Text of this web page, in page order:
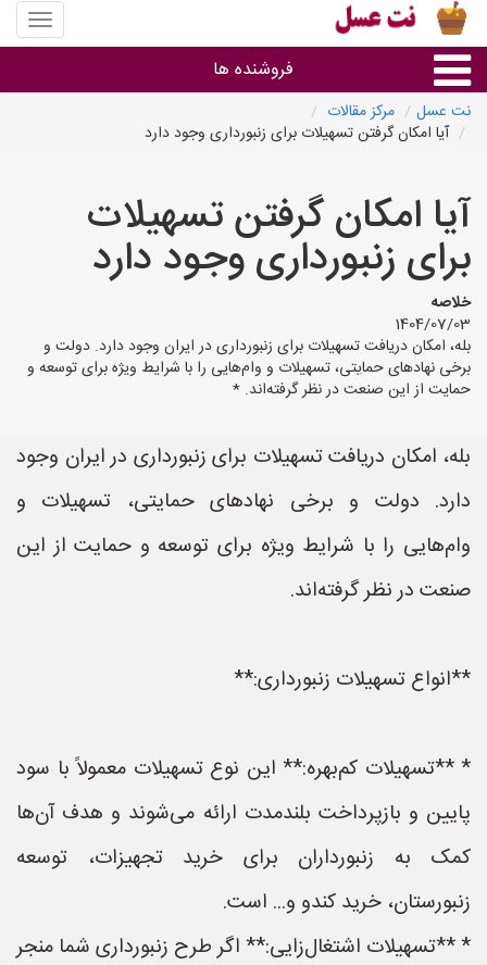
منوی
سایت
عسل
فروشنده ها
گروه ها
استان ها
نت عسل
مرکز مقالات
آیا امکان گرفتن تسهیلات برای زنبورداری وجود دارد
آیا امکان گرفتن تسهیلات
برای زنبورداری وجود دارد
خلاصه
1404/07/03
بله، امکان دریافت تسهیلات برای زنبورداری در ایران وجود دارد. دولت و
برخی نهادهای حمایتی، تسهیلات و وام‌هایی را با شرایط ویژه برای توسعه و
حمایت از این صنعت در نظر گرفته‌اند. *
بله، امکان دریافت تسهیلات برای زنبورداری در ایران وجود
دارد. دولت و برخی نهادهای حمایتی، تسهیلات و
وام‌هایی را با شرایط ویژه برای توسعه و حمایت از این
صنعت در نظر گرفته‌اند.
**انواع تسهیلات زنبورداری:**
* **تسهیلات کم‌بهره:** این نوع تسهیلات معمولاً با سود
پایین و بازپرداخت بلندمدت ارائه می‌شوند و هدف آن‌ها
کمک به زنبورداران برای خرید تجهیزات، توسعه
زنبورستان، خرید کندو و... است.
* **تسهیلات اشتغال‌زایی:** اگر طرح زنبورداری شما منجر